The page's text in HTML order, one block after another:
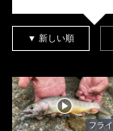
▼ 新しい順
フライ